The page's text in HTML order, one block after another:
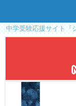
中学受験応援サイト『